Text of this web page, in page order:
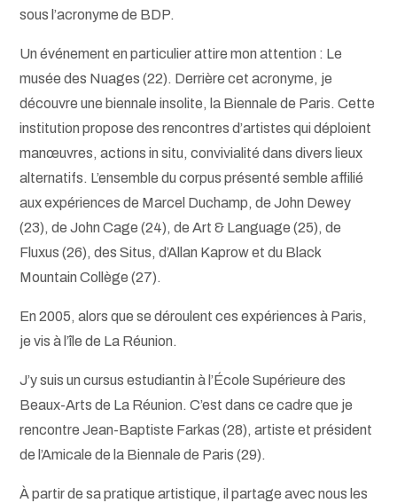
sous l’acronyme de BDP.
Un événement en particulier attire mon attention : Le
musée des Nuages (22). Derrière cet acronyme, je
découvre une biennale insolite, la Biennale de Paris. Cette
institution propose des rencontres d’artistes qui déploient
manœuvres, actions in situ, convivialité dans divers lieux
alternatifs. L’ensemble du corpus présenté semble affilié
aux expériences de Marcel Duchamp, de John Dewey
(23), de John Cage (24), de Art & Language (25), de
Fluxus (26), des Situs, d’Allan Kaprow et du Black
Mountain Collège (27).
En 2005, alors que se déroulent ces expériences à Paris,
je vis à l’île de La Réunion.
J’y suis un cursus estudiantin à l’École Supérieure des
Beaux-Arts de La Réunion. C’est dans ce cadre que je
rencontre Jean-Baptiste Farkas (28), artiste et président
de l’Amicale de la Biennale de Paris (29).
À partir de sa pratique artistique, il partage avec nous les